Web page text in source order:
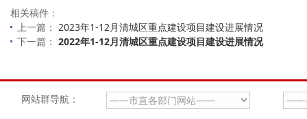
相关稿件：
上一篇： 2023年1-12月清城区重点建设项目建设进展情况
下一篇： 2022年1-12月清城区重点建设项目建设进展情况
网站群导航：